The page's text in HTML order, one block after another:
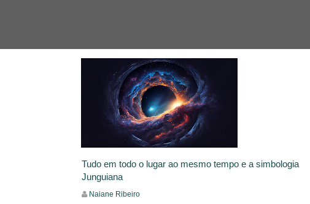
Tudo em todo o lugar ao mesmo tempo e a simbologia
Junguiana
Naiane Ribeiro